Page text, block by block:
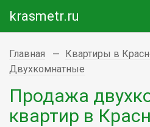
krasmetr.ru
Главная
Квартиры в
Двухкомнатные
Продажа
квартир в